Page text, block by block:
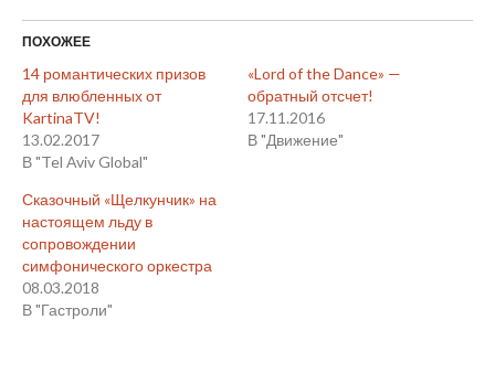
ПОХОЖЕЕ
14 романтических призов
для влюбленных от
KartinaTV!
13.02.2017
В "Tel Aviv Global"
«Lord of the Dance» —
обратный отсчет!
17.11.2016
В "Движение"
Сказочный «Щелкунчик» на
настоящем льду в
сопровождении
симфонического оркестра
08.03.2018
В "Гастроли"